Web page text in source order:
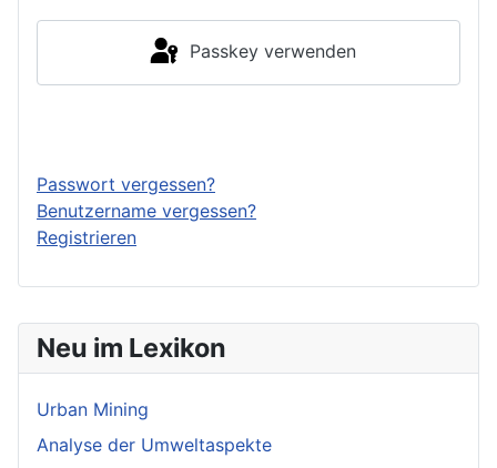
Neu im Lexikon
Urban Mining
Analyse der Umweltaspekte
Passkey verwenden
Passwort vergessen?
Benutzername vergessen?
Registrieren